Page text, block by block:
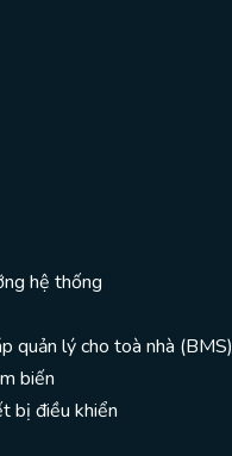
hệ thống
quản lý cho toà nhà (BMS)
biến
bị điều khiển